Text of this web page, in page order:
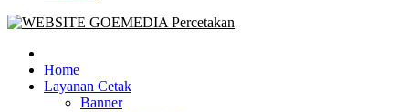
Goe Media Percetakan | 0822-4439-5599 (Call/WA)
0822-4439-5599 (Call/WA) Percetakan jasa cetak banner buku yasin
invoice kartu nama label map nota spanduk stiker undangan
pernikahan murah online 24 jam
Home
Layanan Cetak
Banner